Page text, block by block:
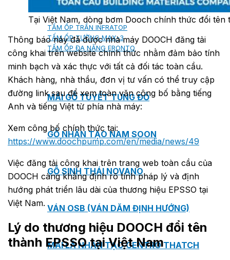
TẤM ỐP VOX
TẤM ỐP TRẦN INFRATOP
TẤM ỐP TƯỜNG MAX-3
TẤM ỐP ĐA NĂNG FRONTO
MÁI GỖ TUYẾT TÙNG ĐỎ
GỖ NHÂN TẠO NAM SOON
GỖ SINH THÁI NOVANO
VÁN OSB (VÁN DĂM ĐỊNH HƯỚNG)
MÁI LÁ NHÂN TẠO CENTRO THATCH
Tại Việt Nam, dòng bơm Dooch chính thức đổi tên
Thông báo này đã được nhà máy DOOCH đăng tải
công khai trên website chính thức nhằm đảm bảo tính
minh bạch và xác thực với tất cả đối tác toàn cầu.
Khách hàng, nhà thầu, đơn vị tư vấn có thể truy cập
đường link sau để xem toàn văn công bố bằng tiếng
Anh và tiếng Việt từ phía nhà máy:
Xem công bố chính thức tại:
https://www.doochpump.com/en/media/news/49
Việc đăng tải công khai trên trang web toàn cầu của
DOOCH càng khẳng định rõ tính pháp lý và định
hướng phát triển lâu dài của thương hiệu EPSSO tại
Việt Nam.
Lý do thương hiệu DOOCH đổi tên
thành EPSSO tại Việt Nam